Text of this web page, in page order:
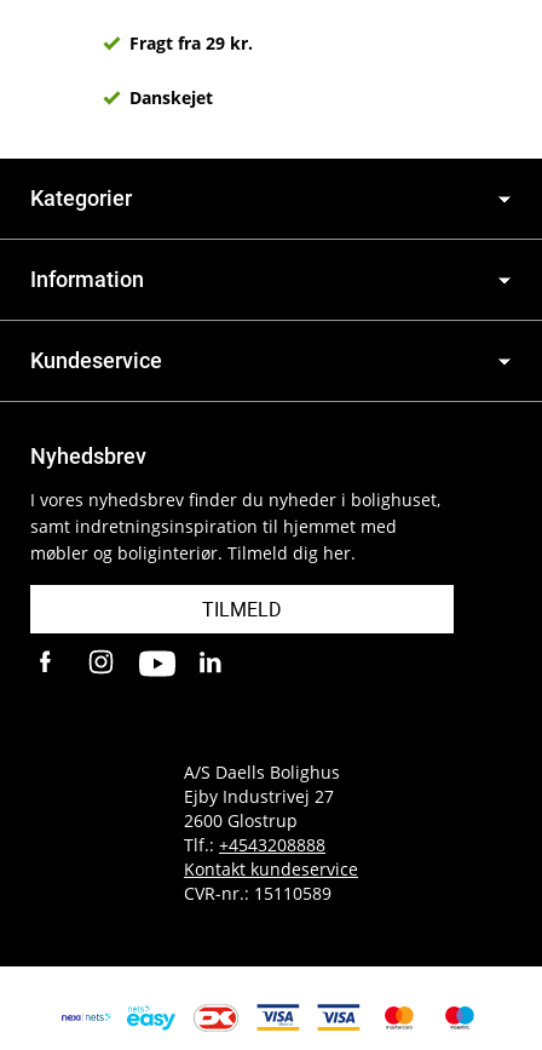
Fragt fra 29 kr.
Danskejet
Kategorier
Information
Kundeservice
Nyhedsbrev
I vores nyhedsbrev finder du nyheder i bolighuset,
samt indretningsinspiration til hjemmet med
møbler og boliginteriør. Tilmeld dig her.
TILMELD
A/S Daells Bolighus
Ejby Industrivej 27
2600 Glostrup
Tlf.: +4543208888
Kontakt kundeservice
CVR-nr.: 15110589